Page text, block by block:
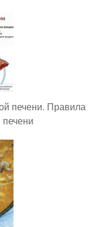
печени. Правила